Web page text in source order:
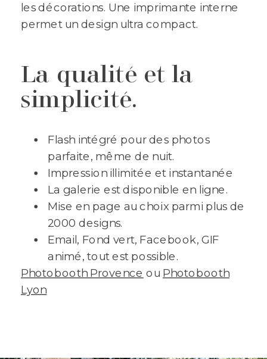
Flash intégré pour des photos
parfaite, même de nuit.
Impression illimitée et instantanée
La galerie est disponible en ligne.
Mise en page au choix parmi plus de
2000 designs.
Email, Fond vert, Facebook, GIF
animé, tout est possible.
Photobooth Provence ou Photobooth
Lyon
La qualité et la
simplicité.
les décorations. Une imprimante interne
permet un design ultra compact.